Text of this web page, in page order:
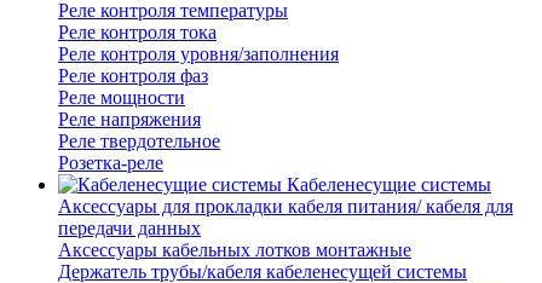
Реле контроля температуры
Реле контроля тока
Реле контроля уровня/заполнения
Реле контроля фаз
Реле мощности
Реле напряжения
Реле твердотельное
Розетка-реле
Кабеленесущие системы
Аксессуары для прокладки кабеля питания/ кабеля для
передачи данных
Аксессуары кабельных лотков монтажные
Держатель трубы/кабеля кабеленесущей системы